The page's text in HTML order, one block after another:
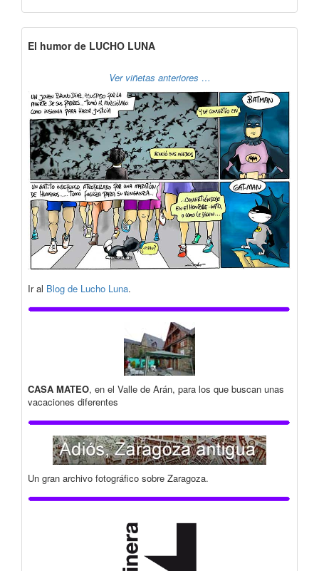
El humor de LUCHO LUNA
Ver viñetas anteriores …
Ir al Blog de Lucho Luna.
CASA MATEO, en el Valle de Arán, para los que buscan unas
vacaciones diferentes
Un gran archivo fotográfico sobre Zaragoza.